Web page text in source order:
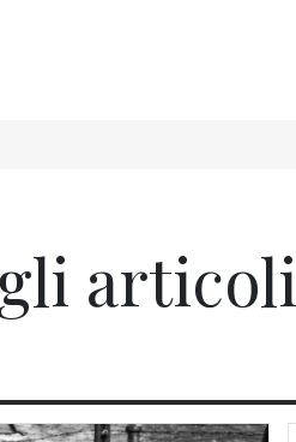
articoli